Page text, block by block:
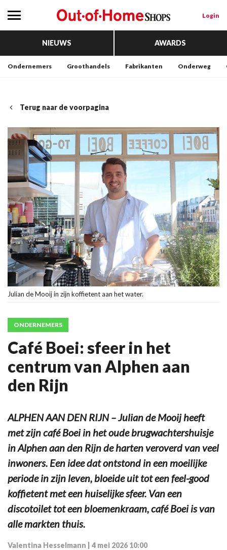
Login
NIEUWS AWARDS
Ondernemers Groothandels Fabrikanten Onderweg
Terug naar de voorpagina
Julian de Mooij in zijn koffietent aan het water.
ONDERNEMERS
Café Boei: sfeer in het
centrum van Alphen aan
den Rijn
ALPHEN AAN DEN RIJN – Julian de Mooij heeft
met zijn café Boei in het oude brugwachtershuisje
in Alphen aan den Rijn de harten veroverd van veel
inwoners. Een idee dat ontstond in een moeilijke
periode in zijn leven, bloeide uit tot een feel-good
koffietent met een huiselijke sfeer. Van een
discotoilet tot een bloemenkraam, café Boei is van
alle markten thuis.
Valentina Hesselmann 4 mei 2026 10:00